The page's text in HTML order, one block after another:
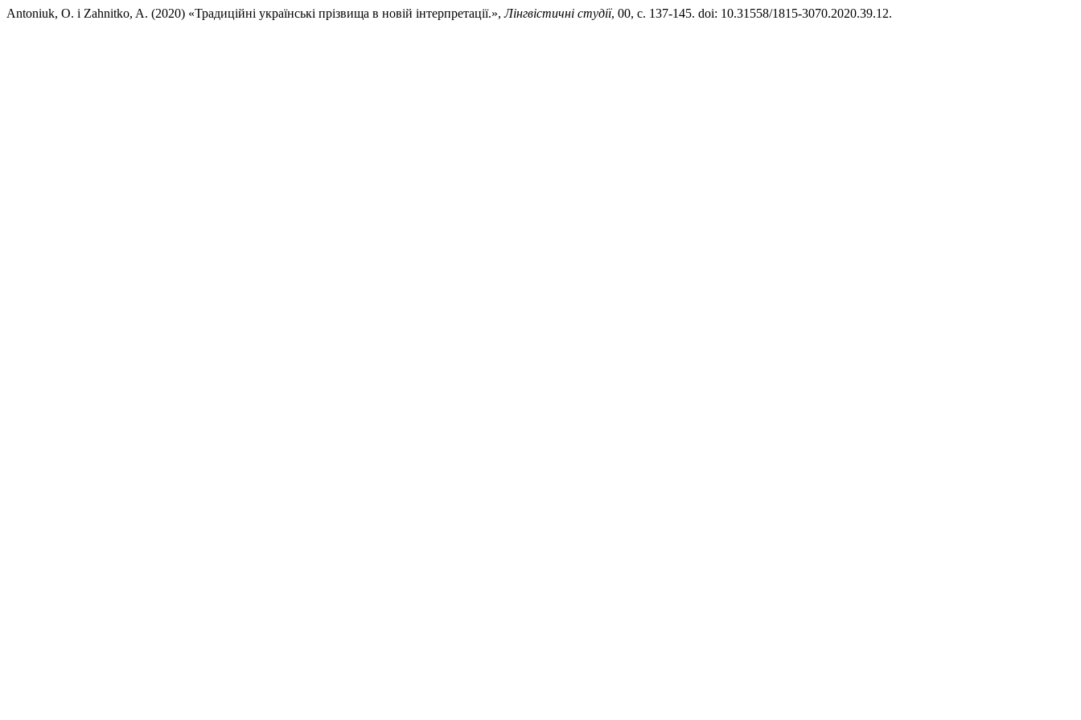
Antoniuk, O. і Zahnitko, A. (2020) «Традиційні українські прізвища в новій інтерпретації.»,Лінгвістичні студії, 00, с. 137-145. doi: 10.31558/1815-3070.2020.39.12.